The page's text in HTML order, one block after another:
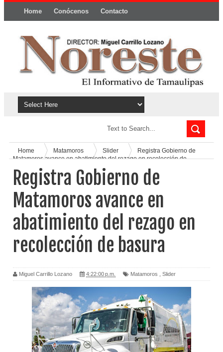
Home Conócenos Contacto
Home Matamoros Slider
Registra Gobierno de
Matamoros avance en abatimiento del rezago en recolección de
Registra Gobierno de
Matamoros avance en
abatimiento del rezago en
recolección de basura
Miguel Carrillo Lozano 4:22:00 p.m. Matamoros Slider